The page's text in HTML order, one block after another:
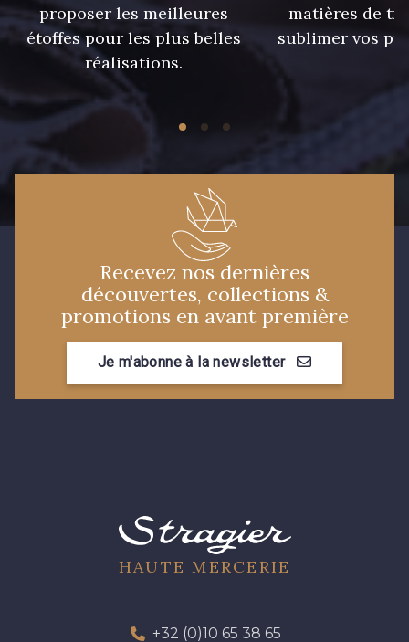
34 - Marine 36 - Menthe bleue
31 - Pêche
35 - Rose Cyclamen 30 - Rose Perle
07342 - Bleu Méditerranée
07378 - Bleu Optimiste
07288 - Bleu Océan 683YQ - Pêche clair
03735 - Framboise givrée 55 - Lilas
50 - Vert Bouteille 51 - Orange
53 - Kaki Kalamata 54 - Vert Canard
proposer les meilleures
étoffes pour les plus belles
réalisations.
matières de
sublimer vos
Recevez nos dernières
découvertes, collections &
promotions en avant première
Je m'abonne à la newsletter
HAUTE MERCERIE
+32 (0)10 65 38 65